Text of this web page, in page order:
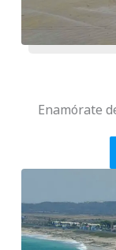
Enamórate